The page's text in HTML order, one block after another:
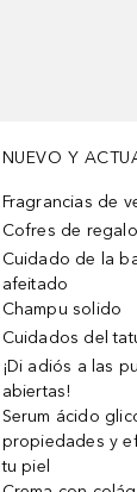
NUEVO Y
Fragrancias de
Cofres de regalo
Cuidado de la
afeitado
Champu solido
Cuidados del
¡Di adiós a las
abiertas!
Serum ácido
propiedades y
tu piel